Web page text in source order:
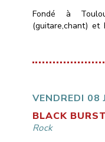
Fondé à
(guitare,chant) et
Tanguy (Basse),
au public à
cherchent à allier
VENDREDI
BLACK BURST
Rock